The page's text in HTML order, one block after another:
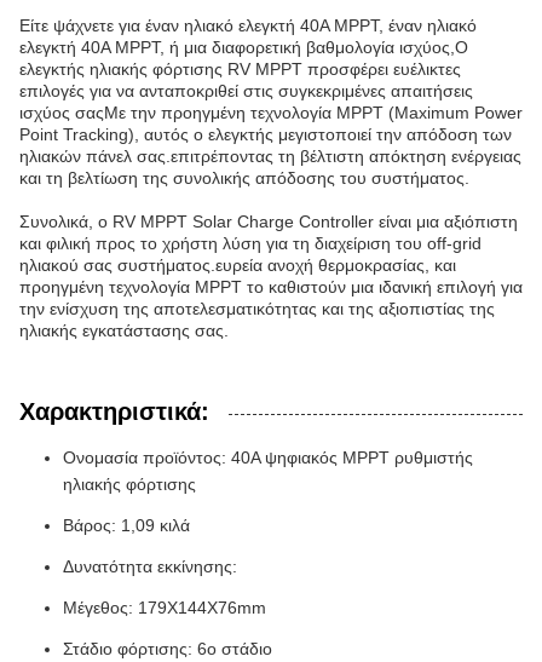
Είτε ψάχνετε για έναν ηλιακό ελεγκτή 40A MPPT, έναν ηλιακό
ελεγκτή 40A MPPT, ή μια διαφορετική βαθμολογία ισχύος,Ο
ελεγκτής ηλιακής φόρτισης RV MPPT προσφέρει ευέλικτες
επιλογές για να ανταποκριθεί στις συγκεκριμένες απαιτήσεις
ισχύος σαςΜε την προηγμένη τεχνολογία MPPT (Maximum Power
Point Tracking), αυτός ο ελεγκτής μεγιστοποιεί την απόδοση των
ηλιακών πάνελ σας.επιτρέποντας τη βέλτιστη απόκτηση ενέργειας
και τη βελτίωση της συνολικής απόδοσης του συστήματος.
Συνολικά, ο RV MPPT Solar Charge Controller είναι μια αξιόπιστη
και φιλική προς το χρήστη λύση για τη διαχείριση του off-grid
ηλιακού σας συστήματος.ευρεία ανοχή θερμοκρασίας, και
προηγμένη τεχνολογία MPPT το καθιστούν μια ιδανική επιλογή για
την ενίσχυση της αποτελεσματικότητας και της αξιοπιστίας της
ηλιακής εγκατάστασης σας.
Χαρακτηριστικά:
Ονομασία προϊόντος: 40A ψηφιακός MPPT ρυθμιστής
ηλιακής φόρτισης
Βάρος: 1,09 κιλά
Δυνατότητα εκκίνησης:
Μέγεθος: 179X144X76mm
Στάδιο φόρτισης: 6ο στάδιο